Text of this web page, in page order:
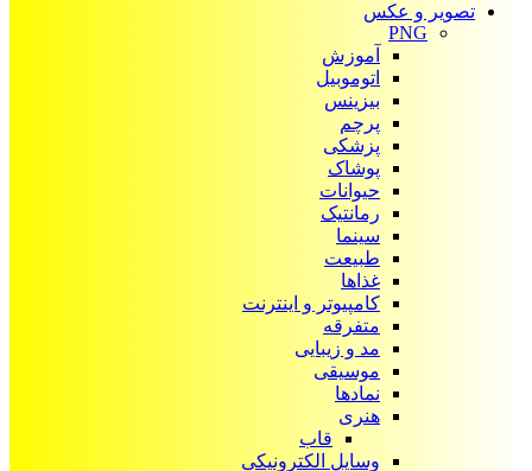
تصویر و عکس
PNG
آموزش
اتوموبیل
بیزینس
پرچم
پزشکی
پوشاک
حیوانات
رمانتیک
سینما
طبیعت
غذاها
کامپیوتر و اینترنت
متفرقه
مد و زیبایی
موسیقی
نمادها
هنری
قاب
وسایل الکترونیکی